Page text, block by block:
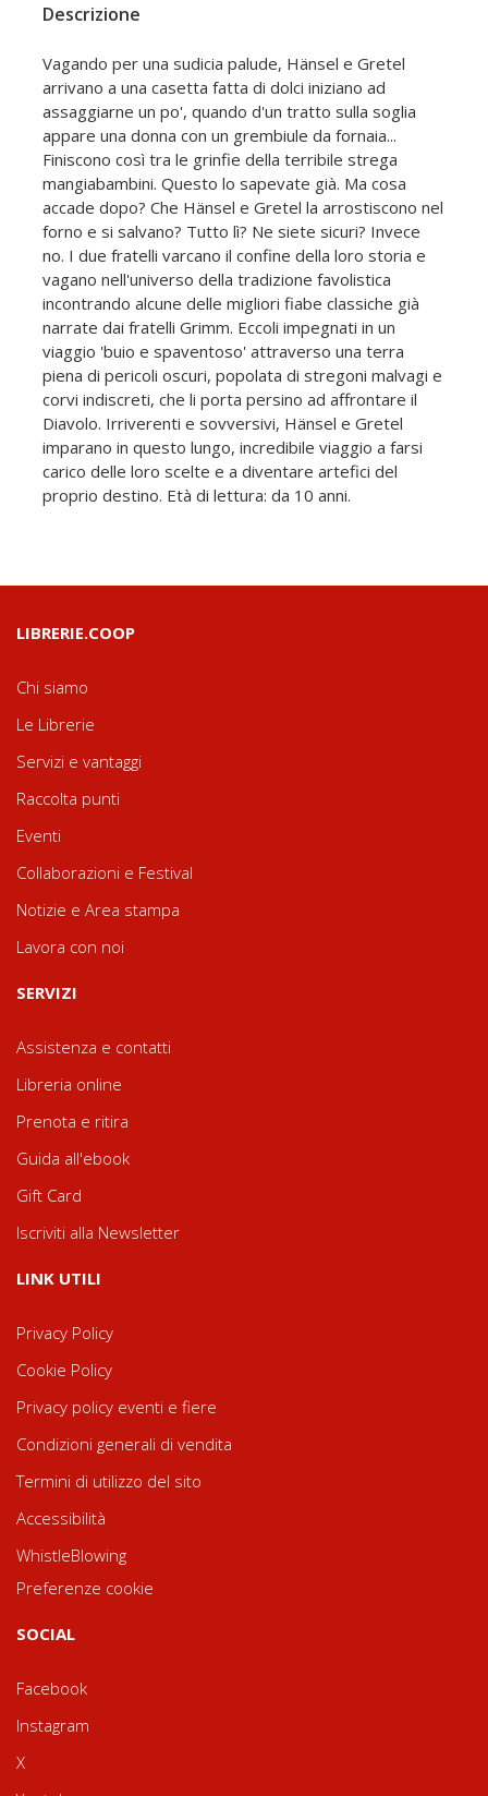
Descrizione
Vagando per una sudicia palude, Hänsel e Gretel
arrivano a una casetta fatta di dolci iniziano ad
assaggiarne un po', quando d'un tratto sulla soglia
appare una donna con un grembiule da fornaia...
Finiscono così tra le grinfie della terribile strega
mangiabambini. Questo lo sapevate già. Ma cosa
accade dopo? Che Hänsel e Gretel la arrostiscono nel
forno e si salvano? Tutto lì? Ne siete sicuri? Invece
no. I due fratelli varcano il confine della loro storia e
vagano nell'universo della tradizione favolistica
incontrando alcune delle migliori fiabe classiche già
narrate dai fratelli Grimm. Eccoli impegnati in un
viaggio 'buio e spaventoso' attraverso una terra
piena di pericoli oscuri, popolata di stregoni malvagi e
corvi indiscreti, che li porta persino ad affrontare il
Diavolo. Irriverenti e sovversivi, Hänsel e Gretel
imparano in questo lungo, incredibile viaggio a farsi
carico delle loro scelte e a diventare artefici del
proprio destino. Età di lettura: da 10 anni.
LIBRERIE.COOP
Chi siamo
Le Librerie
Servizi e vantaggi
Raccolta punti
Eventi
Collaborazioni e Festival
Notizie e Area stampa
Lavora con noi
SERVIZI
Assistenza e contatti
Libreria online
Prenota e ritira
Guida all'ebook
Gift Card
Iscriviti alla Newsletter
LINK UTILI
Privacy Policy
Cookie Policy
Privacy policy eventi e fiere
Condizioni generali di vendita
Termini di utilizzo del sito
Accessibilità
WhistleBlowing
Preferenze cookie
SOCIAL
Facebook
Instagram
X